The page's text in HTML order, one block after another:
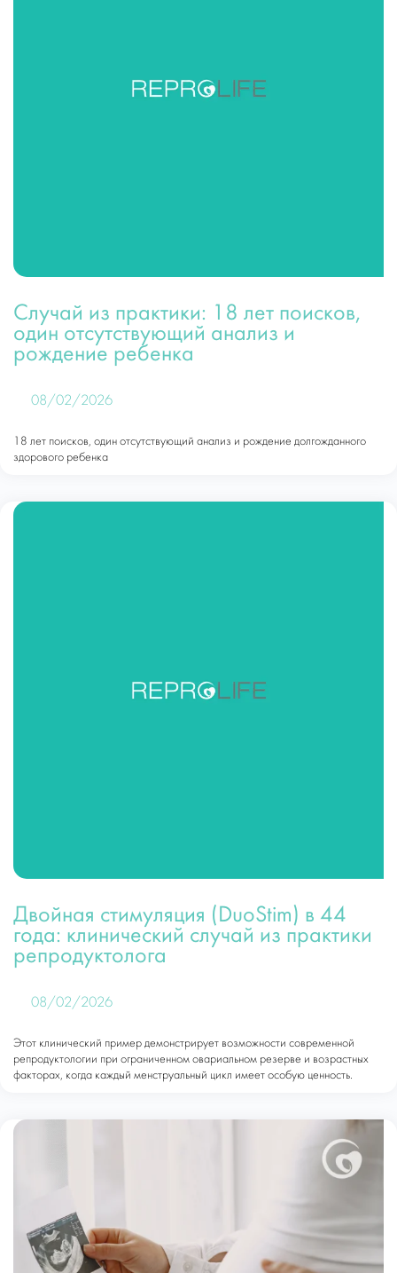
Случай из практики: 18 лет поисков,
один отсутствующий анализ и
рождение ребенка
08/02/2026
18 лет поисков, один отсутствующий анализ и рождение долгожданного
здорового ребенка
Двойная стимуляция (DuoStim) в 44
года: клинический случай из практики
репродуктолога
08/02/2026
Этот клинический пример демонстрирует возможности современной
репродуктологии при ограниченном овариальном резерве и возрастных
факторах, когда каждый менструальный цикл имеет особую ценность.